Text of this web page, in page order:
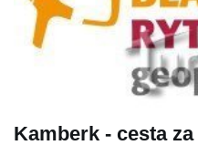
Kamberk - cesta